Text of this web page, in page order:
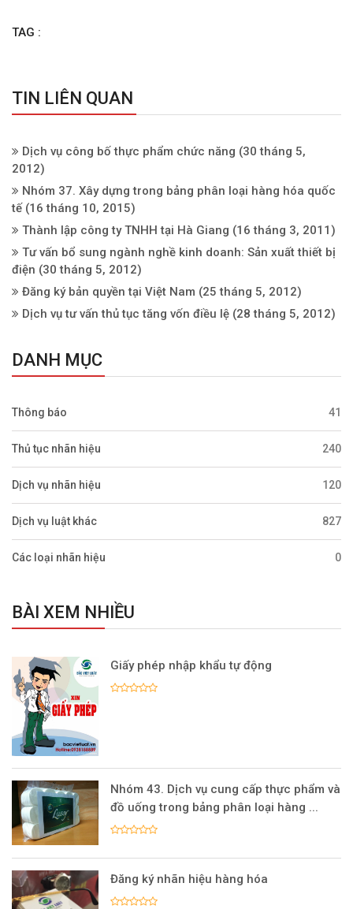
TAG :
TIN LIÊN QUAN
Dịch vụ công bố thực phẩm chức năng (30 tháng 5,
2012)
Nhóm 37. Xây dựng trong bảng phân loại hàng hóa quốc
tế(16 tháng 10, 2015)
Thành lập công ty TNHH tại Hà Giang (16 tháng 3, 2011)
Tư vấn bổ sung ngành nghề kinh doanh: Sản xuất thiết bị
điện (30 tháng 5, 2012)
Đăng ký bản quyền tại Việt Nam (25 tháng 5, 2012)
Dịch vụ tư vấn thủ tục tăng vốn điều lệ (28 tháng 5, 2012)
DANH MỤC
Thông báo 41
Thủ tục nhãn hiệu 240
Dịch vụ nhãn hiệu 120
Dịch vụ luật khác 827
Các loại nhãn hiệu 0
BÀI XEM NHIỀU
Giấy phép nhập khẩu tự động
Nhóm 43. Dịch vụ cung cấp thực phẩm và
đồ uống trong bảng phân loại hàng ...
Đăng ký nhãn hiệu hàng hóa